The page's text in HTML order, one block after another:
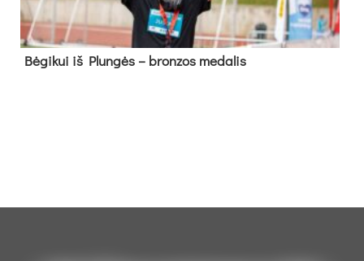
Bė­gi­kui iš Plun­gės – bron­zos me­da­lis